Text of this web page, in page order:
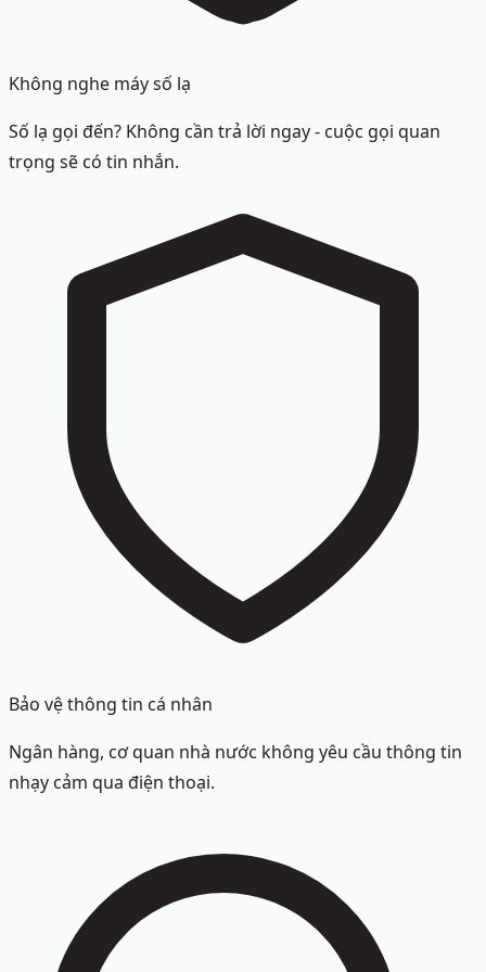
Không nghe máy số lạ
Số lạ gọi đến? Không cần trả lời ngay - cuộc gọi quan
trọng sẽ có tin nhắn.
Bảo vệ thông tin cá nhân
Ngân hàng, cơ quan nhà nước không yêu cầu thông tin
nhạy cảm qua điện thoại.